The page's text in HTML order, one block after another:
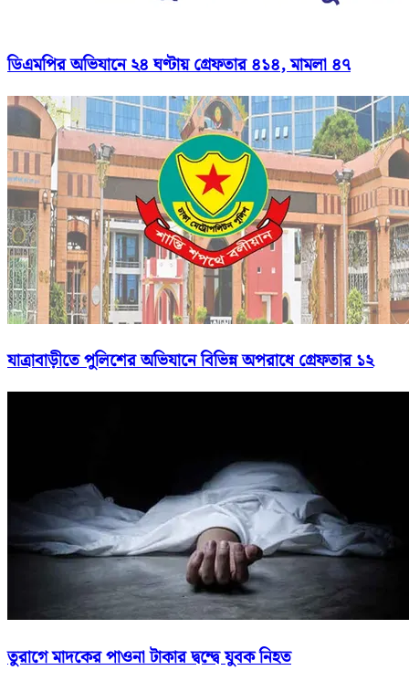
ডিএমপির অভিযানে ২৪ ঘণ্টায় গ্রেফতার ৪১৪, মামলা ৪৭
যাত্রাবাড়ীতে পুলিশের অভিযানে বিভিন্ন অপরাধে গ্রেফতার ১২
তুরাগে মাদকের পাওনা টাকার দ্বন্দ্বে যুবক নিহত